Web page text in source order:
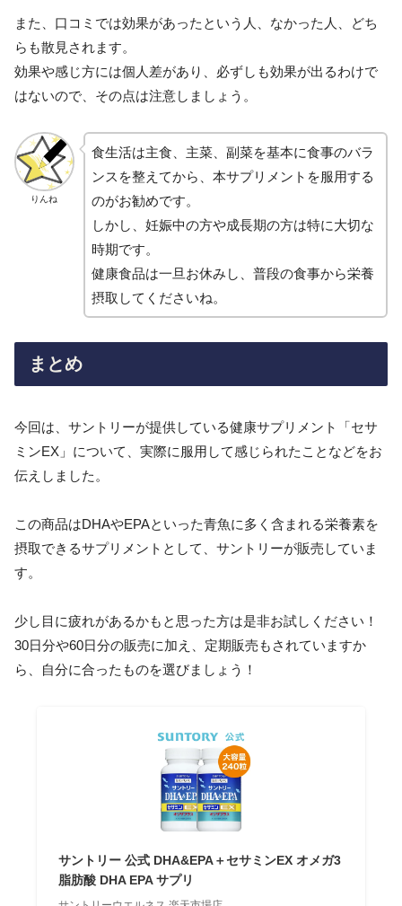
また、口コミでは効果があったという人、なかった人、どち
らも散見されます。
効果や感じ方には個人差があり、必ずしも効果が出るわけで
はないので、その点は注意しましょう。
りんね
食生活は主食、主菜、副菜を基本に食事のバラ
ンスを整えてから、本サプリメントを服用する
のがお勧めです。
しかし、妊娠中の方や成長期の方は特に大切な
時期です。
健康食品は一旦お休みし、普段の食事から栄養
摂取してくださいね。
まとめ
今回は、サントリーが提供している健康サプリメント「セサ
ミンEX」について、実際に服用して感じられたことなどをお
伝えしました。
この商品はDHAやEPAといった青魚に多く含まれる栄養素を
摂取できるサプリメントとして、サントリーが販売していま
す。
少し目に疲れがあるかもと思った方は是非お試しください！
30日分や60日分の販売に加え、定期販売もされていますか
ら、自分に合ったものを選びましょう！
サントリー 公式 DHA&EPA＋セサミンEX オメガ3
脂肪酸 DHA EPA サプリ